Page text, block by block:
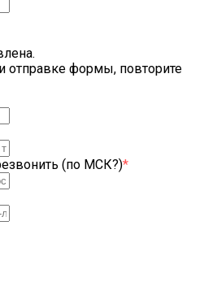
отправке формы, повторите
(по МСК?)*